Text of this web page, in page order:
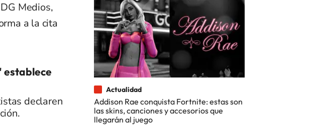
Medios,
a la cita
establece
declaren
Actualidad
Addison Rae conquista Fortnite: estas son
las skins, canciones y accesorios que
llegarán al juego